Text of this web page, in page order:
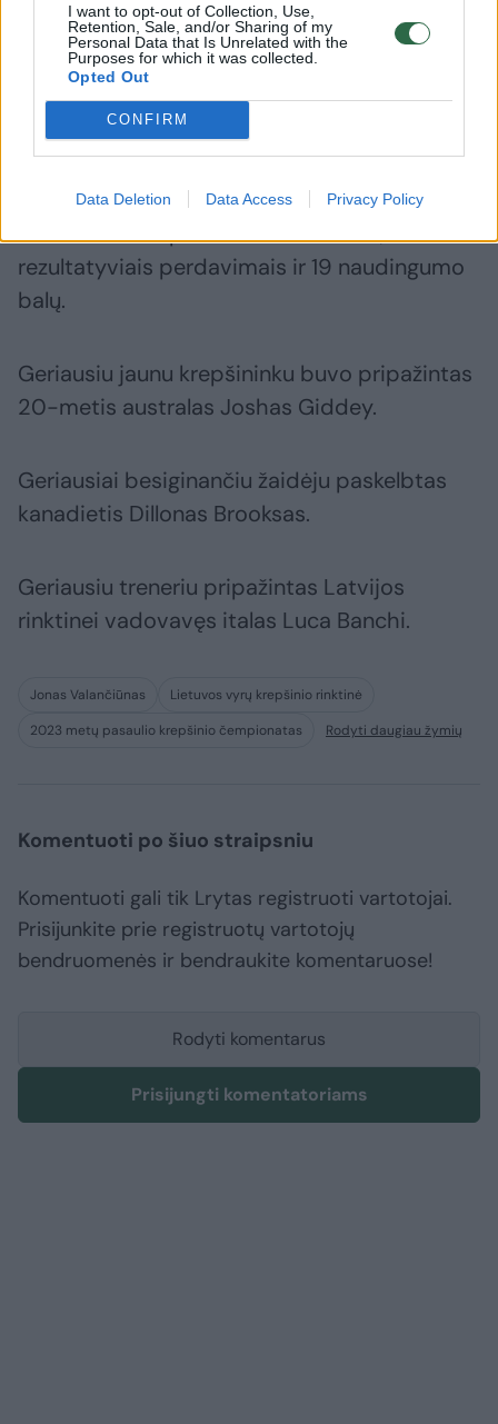
I want to opt-out of Collection, Use,
Retention, Sale, and/or Sharing of my
Personal Data that Is Unrelated with the
Purposes for which it was collected.
Opted Out
CONFIRM
Data Deletion Data Access Privacy Policy
Finale vokiečiai 83:77 nugalėjo Serbiją.
Geriausiu finalo žaidėju buvo pripažintas
Franzas Wagneris. Puolėjas pasižymėjo 19
taškų (3/7 dvit., 1/4 trit., 10/11 baud.), 7
atkovotais ir 3 perimtais kamuoliais, 2
rezultatyviais perdavimais ir 19 naudingumo
balų.
Geriausiu jaunu krepšininku buvo pripažintas
20-metis australas Joshas Giddey.
Geriausiai besiginančiu žaidėju paskelbtas
kanadietis Dillonas Brooksas.
Geriausiu treneriu pripažintas Latvijos
rinktinei vadovavęs italas Luca Banchi.
Jonas Valančiūnas
Lietuvos vyrų krepšinio rinktinė
2023 metų pasaulio krepšinio čempionatas
Rodyti daugiau žymių
Komentuoti po šiuo straipsniu
Komentuoti gali tik Lrytas registruoti vartotojai.
Prisijunkite prie registruotų vartotojų
bendruomenės ir bendraukite komentaruose!
Rodyti komentarus
Prisijungti komentatoriams